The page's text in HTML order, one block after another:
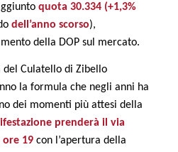
quota 30.334 (+1,3%
dell’anno scorso),
della DOP sul mercato.
del Culatello di Zibello
la formula che negli anni ha
dei momenti più attesi della
prenderà il via
ore 19con l’apertura della